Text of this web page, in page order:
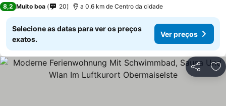
8,2 Muito boa 20 a 0.6 km de Centro da cidade
Selecione as datas para ver os preços
exatos.
Ver preços
Partilhar